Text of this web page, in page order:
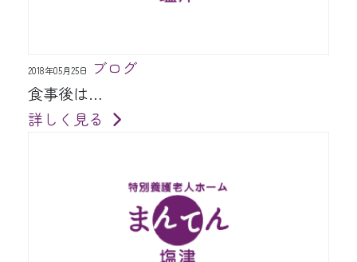
2018年05月25日
ブログ
食事後は…
詳しく見る